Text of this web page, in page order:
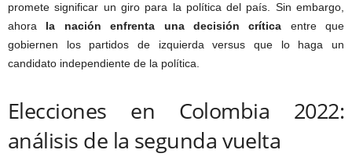
promete significar un giro para la política del país. Sin embargo,
ahora la nación enfrenta una decisión crítica entre que
gobiernen los partidos de izquierda versus que lo haga un
candidato independiente de la política.
Elecciones en Colombia 2022:
análisis de la segunda vuelta